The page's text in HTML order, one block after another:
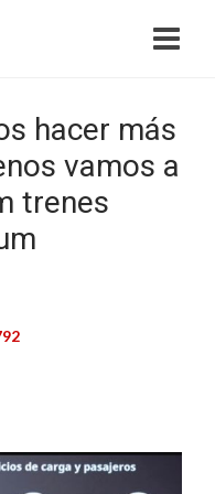
hacer más
vamos a
trenes